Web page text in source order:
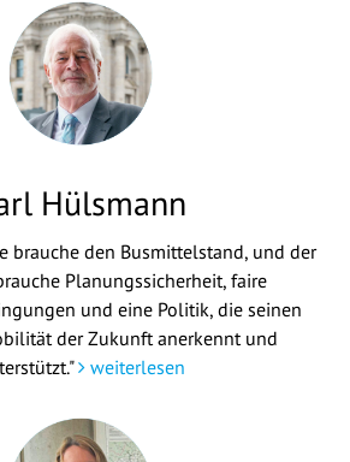
Hülsmann
brauche den Busmittelstand, und der
Planungssicherheit, faire
und eine Politik, die seinen
der Zukunft anerkennt und
weiterlesen